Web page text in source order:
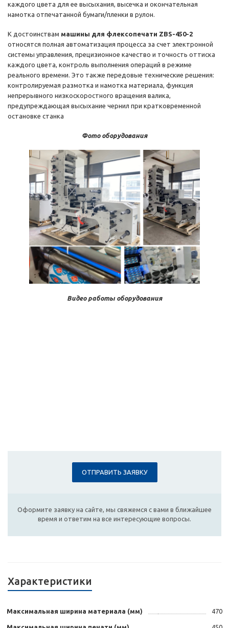
каждого цвета для ее высыхания, высечка и окончательная
намотка отпечатанной бумаги/пленки в рулон.
К достоинствам машины для флексопечати ZBS-450-2
относятся полная автоматизация процесса за счет электронной
системы управления, прецизионное качество и точность оттиска
каждого цвета, контроль выполнения операций в режиме
реального времени. Это также передовые технические решения:
контролируемая размотка и намотка материала, функция
непрерывного низкоскоростного вращения валика,
предупреждающая высыхание чернил при кратковременной
остановке станка
Фото оборудования
Видео работы оборудования
ОТПРАВИТЬ ЗАЯВКУ
Оформите заявку на сайте, мы свяжемся с вами в ближайшее
время и ответим на все интересующие вопросы.
Характеристики
Максимальная ширина материала (мм) 470